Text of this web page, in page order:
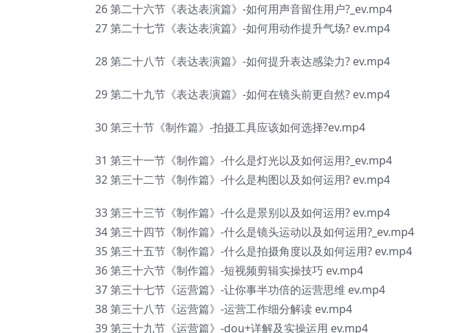
26 第二十六节《表达表演篇》-如何用声音留住用户?_ev.mp4
27 第二十七节《表达表演篇》-如何用动作提升气场? ev.mp4
28 第二十八节《表达表演篇》-如何提升表达感染力? ev.mp4
29 第二十九节《表达表演篇》-如何在镜头前更自然? ev.mp4
30 第三十节《制作篇》-拍摄工具应该如何选择?ev.mp4
31 第三十一节《制作篇》-什么是灯光以及如何运用?_ev.mp4
32 第三十二节《制作篇》-什么是构图以及如何运用? ev.mp4
33 第三十三节《制作篇》-什么是景别以及如何运用? ev.mp4
34 第三十四节《制作篇》-什么是镜头运动以及如何运用?_ev.mp4
35 第三十五节《制作篇》-什么是拍摄角度以及如何运用? ev.mp4
36 第三十六节《制作篇》-短视频剪辑实操技巧 ev.mp4
37 第三十七节《运营篇》-让你事半功倍的运营思维 ev.mp4
38 第三十八节《运营篇》-运营工作细分解读 ev.mp4
39 第三十九节《运营篇》-dou+详解及实操运用 ev.mp4